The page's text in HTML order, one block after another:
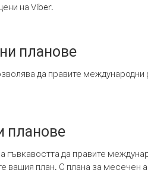
на Viber.
планове
да правите
планове
гъвкавостта да правите
вашия план. С плана за